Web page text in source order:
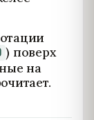
) поверх
на